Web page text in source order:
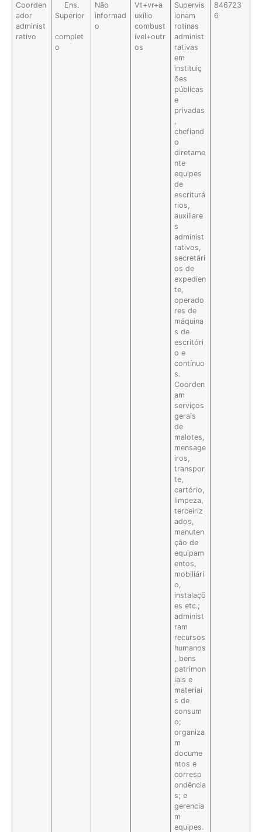
Coorden
ador
administ
rativo
Ens.
Superior
complet
o
Não
informad
o
Vt+vr+a
uxílio
combust
ível+outr
os
Supervis
ionam
rotinas
administ
rativas
em
instituiç
ões
públicas
e
privadas
,
chefiand
o
diretame
nte
equipes
de
escriturá
rios,
auxiliare
s
administ
rativos,
secretári
os de
expedien
te,
operado
res de
máquina
s de
escritóri
o e
contínuo
s.
Coorden
am
serviços
gerais
de
malotes,
mensage
iros,
transpor
te,
cartório,
limpeza,
terceiriz
ados,
manuten
ção de
equipam
entos,
mobiliári
o,
instalaçõ
es etc.;
administ
ram
recursos
humanos
, bens
patrimon
iais e
materiai
s de
consum
o;
organiza
m
docume
ntos e
corresp
ondência
s; e
gerencia
m
equipes.
846723
6